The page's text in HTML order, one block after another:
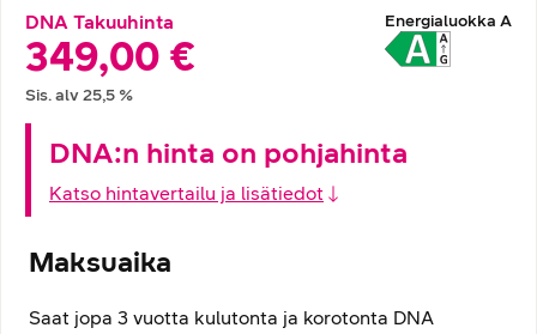
Hintatiedot
DNA Takuuhinta
349,00 €
Sis. alv25,5 %
Energialuokka A
DNA:n hinta on pohjahinta
Katso hintavertailu ja lisätiedot
Maksuaika
Saat jopa 3 vuotta kulutonta ja korotonta DNA